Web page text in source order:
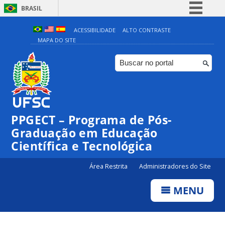
BRASIL
Simplifique!
Comunica BR
Participe
ACESSIBILIDADE
ALTO CONTRASTE
MAPA DO SITE
PPGECT – Programa de Pós-
Graduação em Educação
Científica e Tecnológica
Área Restrita Administradores do Site
MENU